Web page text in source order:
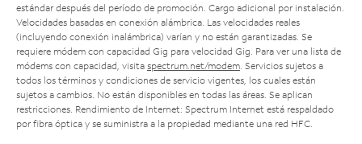
estándar después del período de promoción. Cargo adicional por instalación.
Velocidades basadas en conexión alámbrica. Las velocidades reales
(incluyendo conexión inalámbrica) varían y no están garantizadas. Se
requiere módem con capacidad Gig para velocidad Gig. Para ver una lista de
módems con capacidad, visita spectrum.net/modem . Servicios sujetos a
todos los términos y condiciones de servicio vigentes, los cuales están
sujetos a cambios. No están disponibles en todas las áreas. Se aplican
restricciones. Rendimiento de Internet: Spectrum Internet está respaldado
por fibra óptica y se suministra a la propiedad mediante una red HFC.